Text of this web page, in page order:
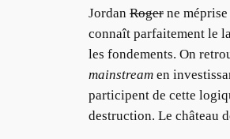
Jordan Roger ne
connaît parfaitement le
les fondements. On
mainstream en
participent de cette
destruction. Le château